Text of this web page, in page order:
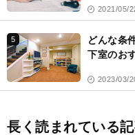
2021/05/
5
どんな条
下室のお
2023/03/
長く読まれている